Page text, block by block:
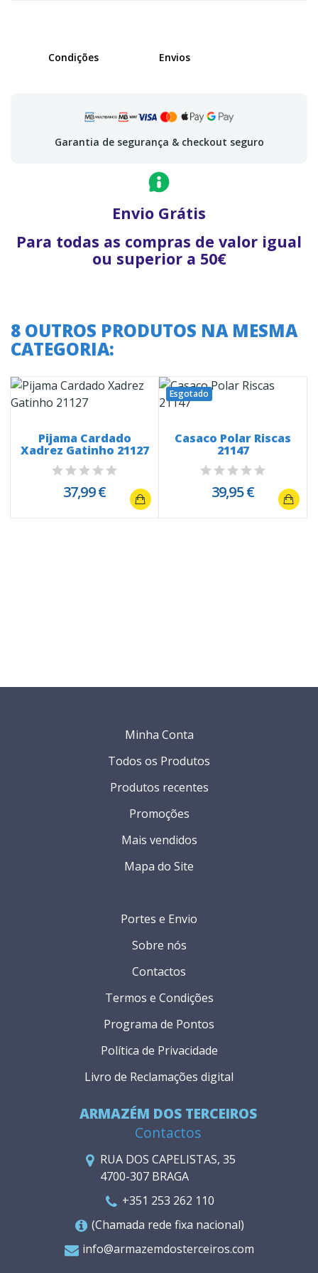
Condições Envios
Garantia de segurança & checkout seguro
Envio Grátis
Para todas as compras de valor igual
ou superior a 50€
8 OUTROS PRODUTOS NA MESMA
CATEGORIA:
Pijama Cardado
Xadrez Gatinho 21127
37,99 €
Esgotado
Casaco Polar Riscas
21147
39,95 €
ARMAZÉM DOS TERCEIROS
Contactos
RUA DOS CAPELISTAS, 35
4700-307 BRAGA
+351 253 262 110
(Chamada rede fixa nacional)
info@armazemdosterceiros.com
Portes e Envio
Sobre nós
Contactos
Termos e Condições
Programa de Pontos
Política de Privacidade
Livro de Reclamações digital
Minha Conta
Todos os Produtos
Produtos recentes
Promoções
Mais vendidos
Mapa do Site